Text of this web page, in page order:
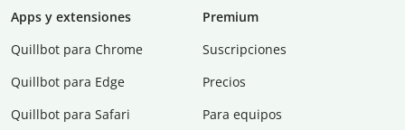
Apps y extensiones
Quillbot para Chrome
Quillbot para Edge
Quillbot para Safari
Premium
Suscripciones
Precios
Para equipos